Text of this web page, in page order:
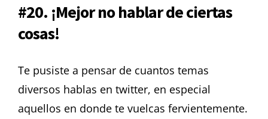
#20. ¡Mejor no hablar de ciertas
cosas!
Te pusiste a pensar de cuantos temas
diversos hablas en twitter, en especial
aquellos en donde te vuelcas fervientemente.